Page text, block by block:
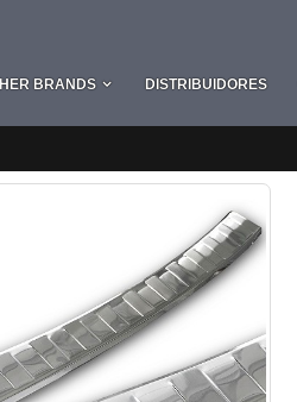
BRANDS DISTRIBUIDORES